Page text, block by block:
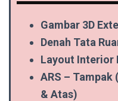
Gambar 3D
Denah Tata
Layout Interior
ARS – Tampak
& Atas)